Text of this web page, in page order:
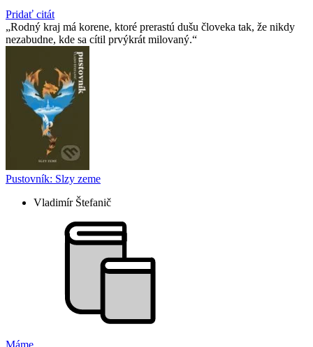
Pridať citát
Rodný kraj má korene, ktoré prerastú dušu človeka tak, že nikdy
nezabudne, kde sa cítil prvýkrát milovaný.
Pustovník: Slzy zeme
Vladimír Štefanič